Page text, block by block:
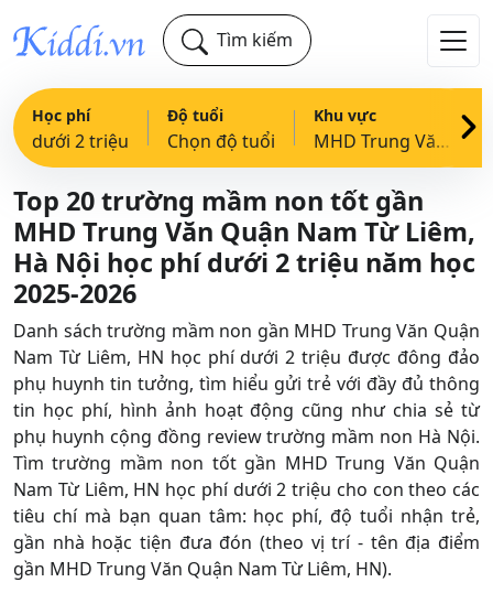
Tìm kiếm
Học phí
dưới 2 triệu
Độ tuổi
Chọn độ tuổi
Khu vực
MHD Trung Văn, Quận Nam Từ Liêm, HN
Top 20 trường mầm non tốt gần
MHD Trung Văn Quận Nam Từ Liêm,
Hà Nội học phí dưới 2 triệu năm học
2025-2026
Danh sách trường mầm non gần MHD Trung Văn Quận
Nam Từ Liêm, HN học phí dưới 2 triệu được đông đảo
phụ huynh tin tưởng, tìm hiểu gửi trẻ với đầy đủ thông
tin học phí, hình ảnh hoạt động cũng như chia sẻ từ
phụ huynh cộng đồng review trường mầm non Hà Nội.
Tìm trường mầm non tốt gần MHD Trung Văn Quận
Nam Từ Liêm, HN học phí dưới 2 triệu cho con theo các
tiêu chí mà bạn quan tâm: học phí, độ tuổi nhận trẻ,
gần nhà hoặc tiện đưa đón (theo vị trí - tên địa điểm
gần MHD Trung Văn Quận Nam Từ Liêm, HN).